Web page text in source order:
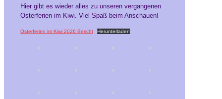
Hier gibt es wieder alles zu unseren vergangenen
Osterferien im Kiwi. Viel Spaß beim Anschauen!
Osterferien im Kiwi 2026 Bericht Herunterladen